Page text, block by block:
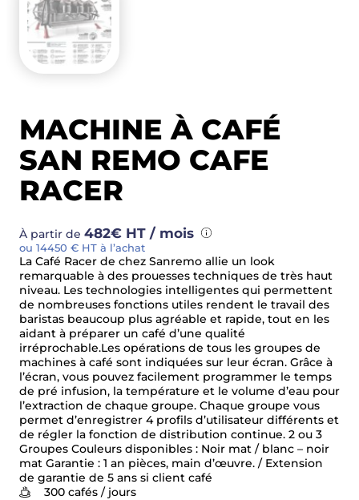
MACHINE À CAFÉ
SAN REMO CAFE
RACER
À partir de 482€ HT / mois
ou 14450 € HT à l’achat
La Café Racer de chez Sanremo allie un look
remarquable à des prouesses techniques de très haut
niveau. Les technologies intelligentes qui permettent
de nombreuses fonctions utiles rendent le travail des
baristas beaucoup plus agréable et rapide, tout en les
aidant à préparer un café d’une qualité
irréprochable.Les opérations de tous les groupes de
machines à café sont indiquées sur leur écran. Grâce à
l’écran, vous pouvez facilement programmer le temps
de pré infusion, la température et le volume d’eau pour
l’extraction de chaque groupe. Chaque groupe vous
permet d’enregistrer 4 profils d’utilisateur différents et
de régler la fonction de distribution continue. 2 ou 3
Groupes Couleurs disponibles : Noir mat / blanc – noir
mat Garantie : 1 an pièces, main d’œuvre. / Extension
de garantie de 5 ans si client café
300 cafés / jours